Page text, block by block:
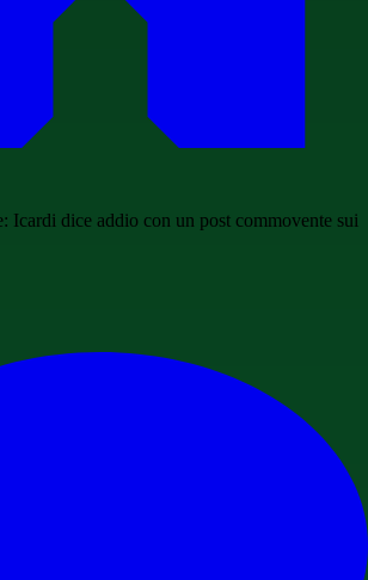
Icardi dice addio con un post commovente sui